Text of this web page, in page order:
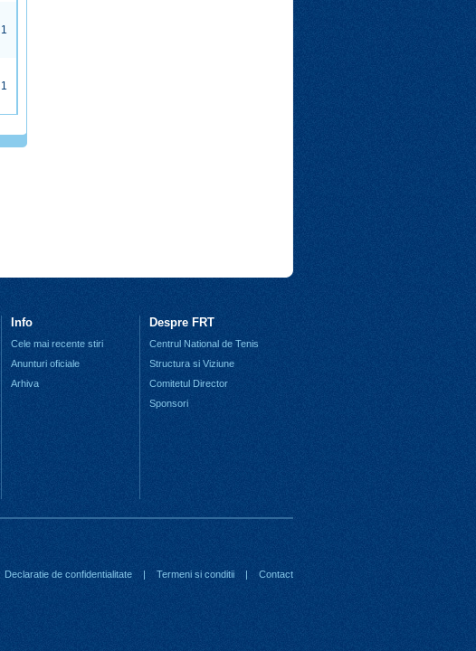
1
1
Info
Cele mai recente stiri
Anunturi oficiale
Arhiva
Despre FRT
Centrul National de Tenis
Structura si Viziune
Comitetul Director
Sponsori
Contact
|
Termeni si conditii
|
Declaratie de confidentialitate